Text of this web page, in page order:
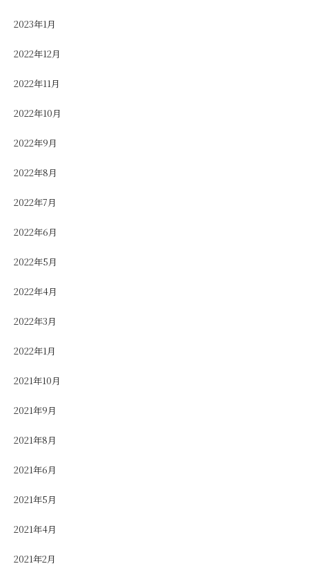
2023年1月
2022年12月
2022年11月
2022年10月
2022年9月
2022年8月
2022年7月
2022年6月
2022年5月
2022年4月
2022年3月
2022年1月
2021年10月
2021年9月
2021年8月
2021年6月
2021年5月
2021年4月
2021年2月